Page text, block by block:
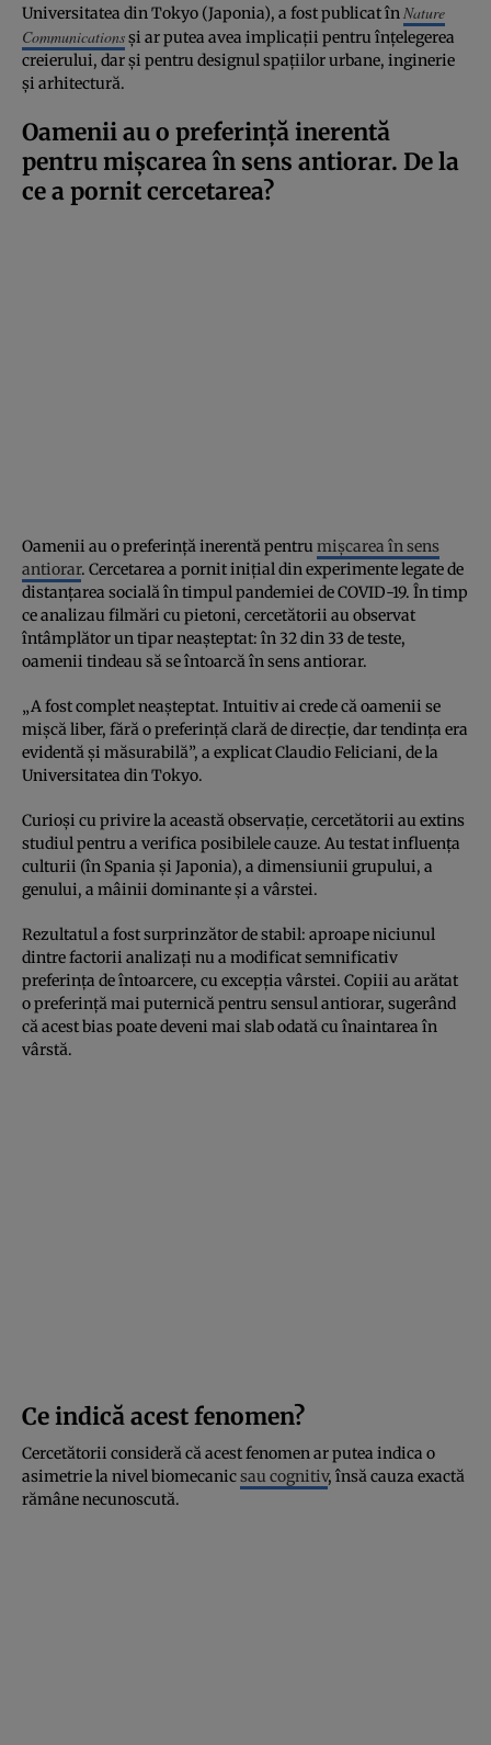
Universitatea din Tokyo (Japonia), a fost publicat în Nature
Communicationsși ar putea avea implicații pentru înțelegerea
creierului, dar și pentru designul spațiilor urbane, inginerie
și arhitectură.
Oamenii au o preferință inerentă
pentru mișcarea în sens antiorar. De la
ce a pornit cercetarea?
Oamenii au o preferință inerentă pentru mișcarea în sens
antiorar. Cercetarea a pornit inițial din experimente legate de
distanțarea socială în timpul pandemiei de COVID-19. În timp
ce analizau filmări cu pietoni, cercetătorii au observat
întâmplător un tipar neașteptat: în 32 din 33 de teste,
oamenii tindeau să se întoarcă în sens antiorar.
„A fost complet neașteptat. Intuitiv ai crede că oamenii se
mișcă liber, fără o preferință clară de direcție, dar tendința era
evidentă și măsurabilă”, a explicat Claudio Feliciani, de la
Universitatea din Tokyo.
Curioși cu privire la această observație, cercetătorii au extins
studiul pentru a verifica posibilele cauze. Au testat influența
culturii (în Spania și Japonia), a dimensiunii grupului, a
genului, a mâinii dominante și a vârstei.
Rezultatul a fost surprinzător de stabil: aproape niciunul
dintre factorii analizați nu a modificat semnificativ
preferința de întoarcere, cu excepția vârstei. Copiii au arătat
o preferință mai puternică pentru sensul antiorar, sugerând
că acest bias poate deveni mai slab odată cu înaintarea în
vârstă.
Ce indică acest fenomen?
Cercetătorii consideră că acest fenomen ar putea indica o
asimetrie la nivel biomecanicsau cognitiv, însă cauza exactă
rămâne necunoscută.